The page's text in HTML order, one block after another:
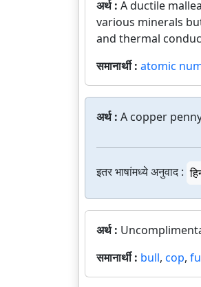
अर्थ : A ductile
various minerals
and thermal
समानार्थी : atomic
अर्थ : A copper
इतर भाषांमध्ये अनुवाद :
अर्थ :
समानार्थी : bull, cop,